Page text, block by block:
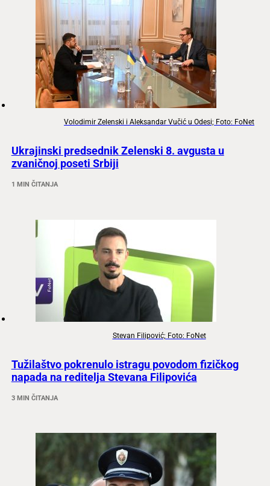
Volodimir Zelenski i Aleksandar Vučić u Odesi; Foto: FoNet
Ukrajinski predsednik Zelenski 8. avgusta u
zvaničnoj poseti Srbiji
1 MIN ČITANJA
Stevan Filipović; Foto: FoNet
Tužilaštvo pokrenulo istragu povodom fizičkog
napada na reditelja Stevana Filipovića
3 MIN ČITANJA